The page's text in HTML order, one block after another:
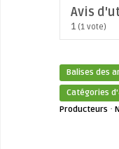
Avis
1 (1 vote)
Balises des
Catégories
Producteurs ·